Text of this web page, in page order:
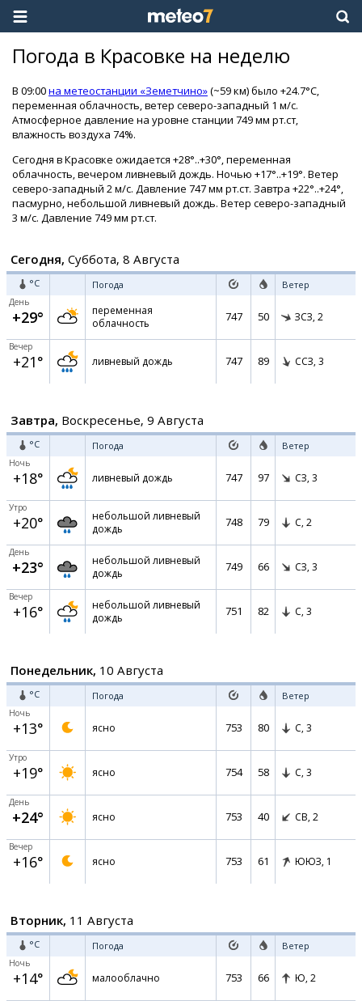
Погода в Красовке на неделю
В 09:00на метеостанции «Земетчино»(~59 км) было +24.7°C,
переменная облачность, ветер северо-западный 1 м/с.
Атмосферное давление на уровне станции 749 мм рт.ст,
влажность воздуха 74%.
Сегодня в Красовке ожидается +28°..+30°, переменная
облачность, вечером ливневый дождь. Ночью +17°..+19°. Ветер
северо-западный 2 м/с. Давление 747 мм рт.ст. Завтра +22°..+24°,
пасмурно, небольшой ливневый дождь. Ветер северо-западный
3 м/с. Давление 749 мм рт.ст.
Сегодня, Суббота, 8 Августа
°C Погода Ветер
День
+29°
переменная
облачность
747 50 ЗСЗ, 2
Вечер
+21° ливневый дождь 747 89 ССЗ, 3
Завтра, Воскресенье, 9 Августа
°C Погода Ветер
Ночь
+18° ливневый дождь 747 97 СЗ, 3
Утро
+20°
небольшой ливневый
дождь
748 79 С, 2
День
+23°
небольшой ливневый
дождь
749 66 СЗ, 3
Вечер
+16°
небольшой ливневый
дождь
751 82 С, 3
Понедельник, 10 Августа
°C Погода Ветер
Ночь
+13° ясно 753 80 С, 3
Утро
+19° ясно 754 58 С, 3
День
+24° ясно 753 40 СВ, 2
Вечер
+16° ясно 753 61 ЮЮЗ, 1
Вторник, 11 Августа
°C Погода Ветер
Ночь
+14° малооблачно 753 66 Ю, 2